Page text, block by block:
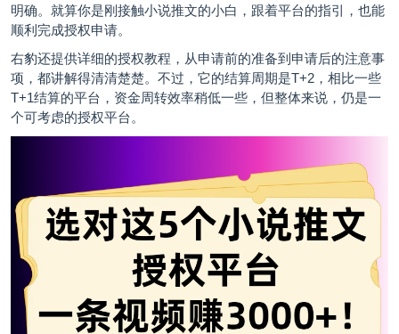
明确。就算你是刚接触小说推文的小白，跟着平台的指引，也能
顺利完成授权申请。
右豹还提供详细的授权教程，从申请前的准备到申请后的注意事
项，都讲解得清清楚楚。不过，它的结算周期是T+2，相比一些
T+1结算的平台，资金周转效率稍低一些，但整体来说，仍是一
个可考虑的授权平台。